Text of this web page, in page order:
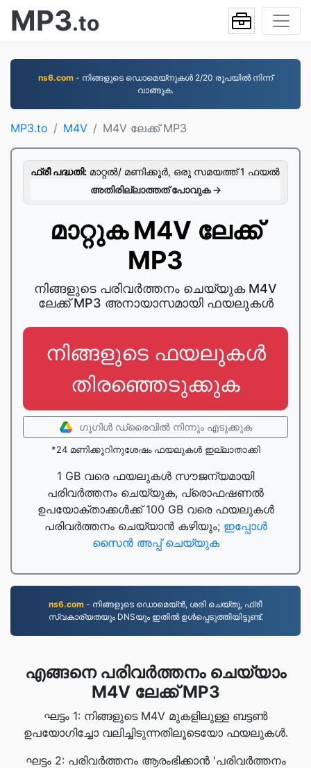
MP3.to
ns6.com - നിങ്ങളുടെ ഡൊമെയ്നുകൾ 2/20 രൂപയിൽ നിന്ന്
വാങ്ങുക.
MP3.to M4V M4V ലേക്ക് MP3
ഫ്രീ പദ്ധതി: മാറ്റല്‍/ മണിക്കൂര്‍, ഒരു സമയത്ത് 1 ഫയല്‍
അതിരില്ലാത്തത് പോവുക →
മാറ്റുക M4V ലേക്ക്
MP3
നിങ്ങളുടെ പരിവർത്തനം ചെയ്യുക M4V
ലേക്ക് MP3 അനായാസമായി ഫയലുകൾ
നിങ്ങളുടെ ഫയലുകൾ
തിരഞ്ഞെടുക്കുക
ഗൂഗിള്‍ ഡ്രൈവില്‍ നിന്നും എടുക്കുക
*24 മണിക്കൂറിനുശേഷം ഫയലുകൾ ഇല്ലാതാക്കി
1 GB വരെ ഫയലുകൾ സൗജന്യമായി
പരിവർത്തനം ചെയ്യുക, പ്രൊഫഷണൽ
ഉപയോക്താക്കൾക്ക് 100 GB വരെ ഫയലുകൾ
പരിവർത്തനം ചെയ്യാൻ കഴിയും; ഇപ്പോൾ
സൈൻ അപ്പ് ചെയ്യുക
ns6.com - നിങ്ങളുടെ ഡൊമെയ്ൻ, ശരി ചെയ്തു, ഫ്രീ
സ്വകാര്യതയും DNSയും ഇതിൽ ഉൾപ്പെടുത്തിയിട്ടുണ്ട്.
എങ്ങനെ പരിവർത്തനം ചെയ്യാം
M4V ലേക്ക് MP3
ഘട്ടം 1: നിങ്ങളുടെ M4V മുകളിലുള്ള ബട്ടൺ
ഉപയോഗിച്ചോ വലിച്ചിടുന്നതിലൂടെയോ ഫയലുകൾ.
ഘട്ടം 2: പരിവർത്തനം ആരംഭിക്കാൻ 'പരിവർത്തനം